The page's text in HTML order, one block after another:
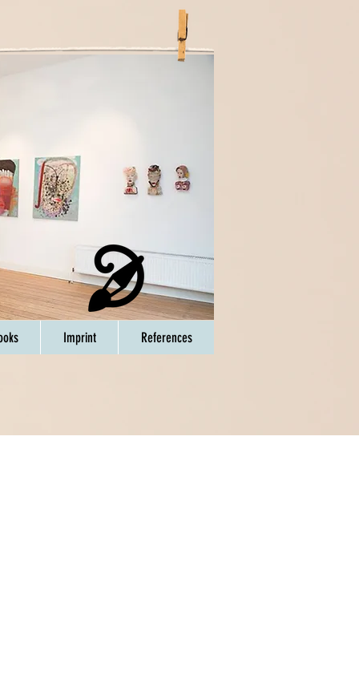
Imprint References